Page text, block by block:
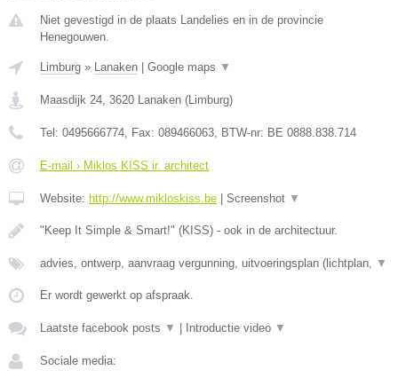
Niet gevestigd in de plaats Landelies en in de provincie
Henegouwen.
Limburg » Lanaken Google maps ▼
Maasdijk 24, 3620 Lanaken (Limburg)
Tel: 0495666774, Fax: 089466063, BTW-nr: BE 0888.838.714
E-mail › Miklos KISS ir. architect
Website: http://www.mikloskiss.be Screenshot ▼
"Keep It Simple & Smart!" (KISS) - ook in de architectuur.
advies, ontwerp, aanvraag vergunning, uitvoeringsplan (lichtplan, ▼
Er wordt gewerkt op afspraak.
Laatste facebook posts ▼ Introductie video ▼
Sociale media: